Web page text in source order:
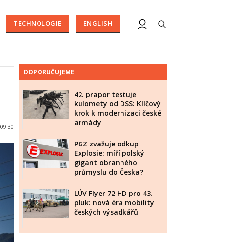
TECHNOLOGIE ENGLISH
09:30
DOPORUČUJEME
42. prapor testuje
kulomety od DSS: Klíčový
krok k modernizaci české
armády
PGZ zvažuje odkup
Explosie: míří polský
gigant obranného
průmyslu do Česka?
LÚV Flyer 72 HD pro 43.
pluk: nová éra mobility
českých výsadkářů